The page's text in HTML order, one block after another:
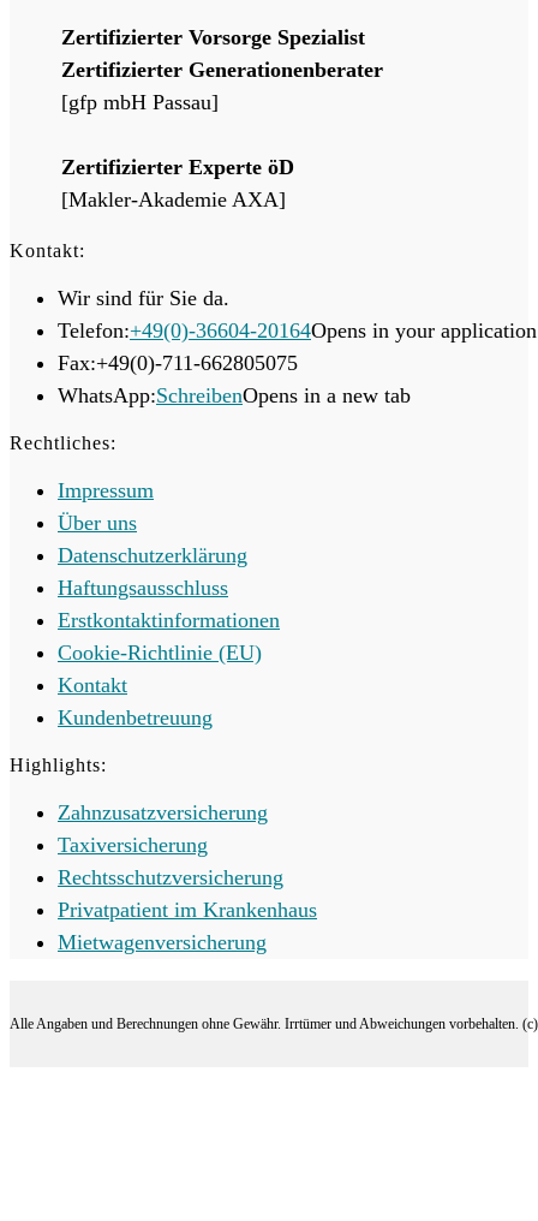
Zertifizierter Vorsorge Spezialist
Zertifizierter Generationenberater
[gfp mbH Passau]
Zertifizierter Experte öD
[Makler-Akademie AXA]
Kontakt:
Wir sind für Sie da.
Telefon:+49(0)-36604-20164Opens in your application
Fax:+49(0)-711-662805075
WhatsApp:SchreibenOpens in a new tab
Rechtliches:
Impressum
Über uns
Datenschutzerklärung
Haftungsausschluss
Erstkontaktinformationen
Cookie-Richtlinie (EU)
Kontakt
Kundenbetreuung
Highlights:
Zahnzusatzversicherung
Taxiversicherung
Rechtsschutzversicherung
Privatpatient im Krankenhaus
Mietwagenversicherung
Alle Angaben und Berechnungen ohne Gewähr. Irrtümer und Abweichungen vorbehalten.